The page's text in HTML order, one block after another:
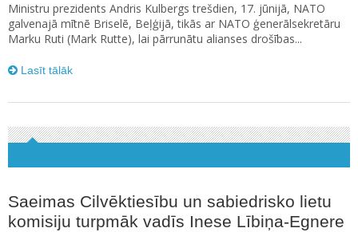
Ministru prezidents Andris Kulbergs trešdien, 17. jūnijā, NATO
galvenajā mītnē Briselē, Beļģijā, tikās ar NATO ģenerālsekretāru
Marku Ruti (Mark Rutte), lai pārrunātu alianses drošības...
Lasīt tālāk
Saeimas Cilvēktiesību un sabiedrisko lietu
komisiju turpmāk vadīs Inese Lībiņa-Egnere